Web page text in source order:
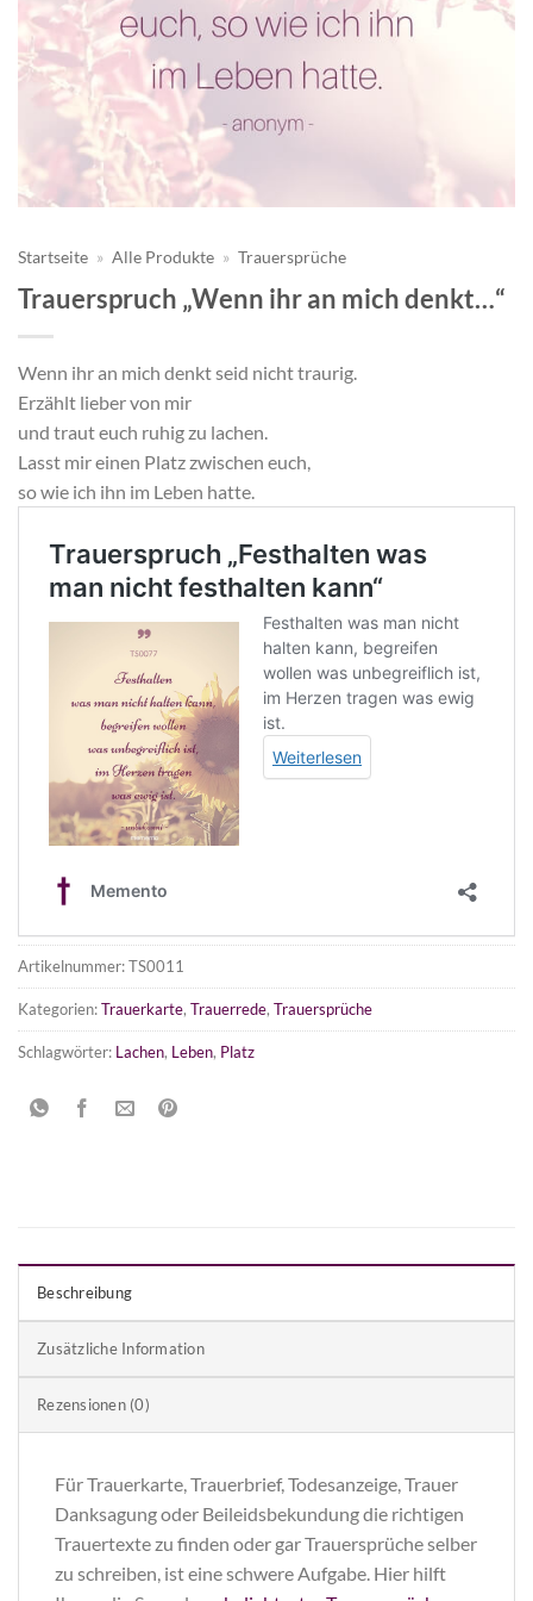
Startseite » Alle Produkte » Trauersprüche
Trauerspruch „Wenn ihr an mich denkt…“
Wenn ihr an mich denkt seid nicht traurig.
Erzählt lieber von mir
und traut euch ruhig zu lachen.
Lasst mir einen Platz zwischen euch,
so wie ich ihn im Leben hatte.
Artikelnummer:TS0011
Kategorien:Trauerkarte, Trauerrede, Trauersprüche
Schlagwörter: Lachen, Leben, Platz
Beschreibung
Zusätzliche Information
Rezensionen (0)
Für Trauerkarte, Trauerbrief, Todesanzeige, Trauer
Danksagung oder Beileidsbekundung die richtigen
Trauertexte zu finden oder gar Trauersprüche selber
zu schreiben, ist eine schwere Aufgabe. Hier hilft